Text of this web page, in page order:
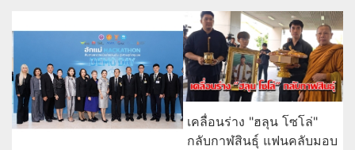
เคลื่อนร่าง "ฮลุน โซโล่"
กลับกาฬสินธุ์ แฟนคลับมอบ